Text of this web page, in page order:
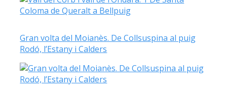
Gran volta del Moianès. De Collsuspina al puig
Rodó, l’Estany i Calders